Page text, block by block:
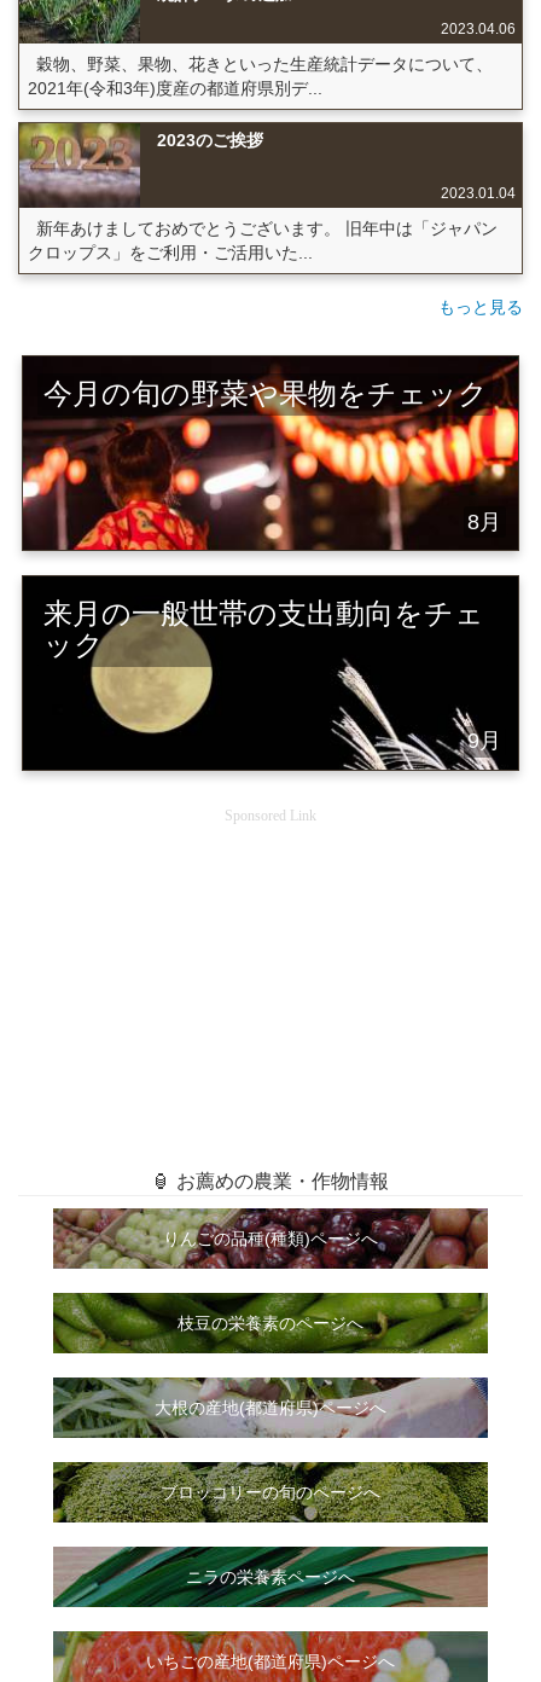
2023.04.06
穀物、野菜、果物、花きといった生産統計データについて、
2021年(令和3年)度産の都道府県別デ...
2023のご挨拶
2023.01.04
新年あけましておめでとうございます。 旧年中は「ジャパン
クロップス」をご利用・ご活用いた...
もっと見る
今月の旬の野菜や果物をチェック
8月
来月の一般世帯の支出動向をチェ
ック
9月
Sponsored Link
🏮 お薦めの農業・作物情報
りんごの品種(種類)ページへ
枝豆の栄養素のページへ
大根の産地(都道府県)ページへ
ブロッコリーの旬のページへ
ニラの栄養素ページへ
いちごの産地(都道府県)ページへ